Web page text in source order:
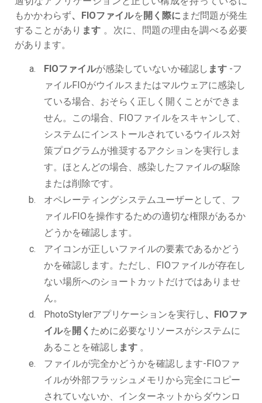
もかかわらず、FIOファイルを 開く際に まだ問題が発生
することがあり ます 。次に、問題の理由を調べる必要
があります。
FIOファイルが感染していないか確認し ます -フ
ァイルFIOがウイルスまたはマルウェアに感染し
ている場合、おそらく正しく開くことができま
せん。この場合、FIOファイルをスキャンして、
システムにインストールされているウイルス対
策プログラムが推奨するアクションを実行しま
す。ほとんどの場合、感染したファイルの駆除
または削除です。
オペレーティングシステムユーザーとして、フ
ァイルFIOを操作するための適切な権限があるか
どうかを確認します。
アイコンが正しいファイルの要素であるかどう
かを確認します。ただし、FIOファイルが存在し
ない場所へのショートカットだけではありませ
ん。
PhotoStylerアプリケーションを実行し、FIOファ
イルを 開く ために必要なリソースがシステムに
あることを確認し ます 。
ファイルが完全かどうかを確認します-FIOファ
イルが外部フラッシュメモリから完全にコピー
されていないか、インターネットからダウンロ